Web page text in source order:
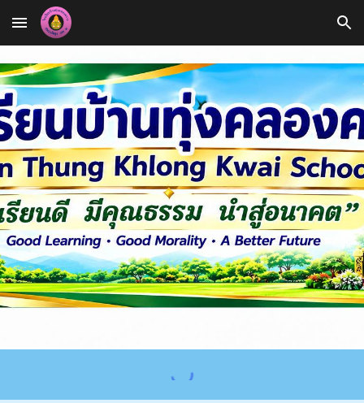
Skip to main content Skip to navigation